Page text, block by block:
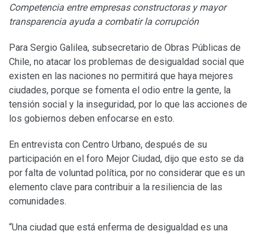
Competencia entre empresas constructoras y mayor
transparencia ayuda a combatir la corrupción
Para Sergio Galilea, subsecretario de Obras Públicas de
Chile, no atacar los problemas de desigualdad social que
existen en las naciones no permitirá que haya mejores
ciudades, porque se fomenta el odio entre la gente, la
tensión social y la inseguridad, por lo que las acciones de
los gobiernos deben enfocarse en esto.
En entrevista con Centro Urbano, después de su
participación en el foro Mejor Ciudad, dijo que esto se da
por falta de voluntad política, por no considerar que es un
elemento clave para contribuir a la resiliencia de las
comunidades.
“Una ciudad que está enferma de desigualdad es una